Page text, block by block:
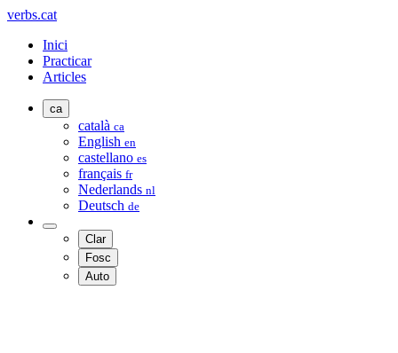
verbs.cat
Inici
Practicar
Articles
ca
català ca
English en
castellano es
français fr
Nederlands nl
Deutsch de
Clar
Fosc
Auto